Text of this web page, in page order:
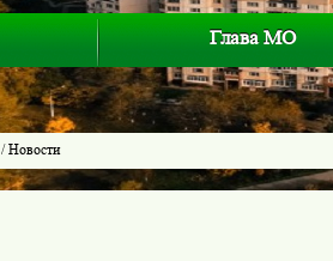
Глава МО
/ Новости